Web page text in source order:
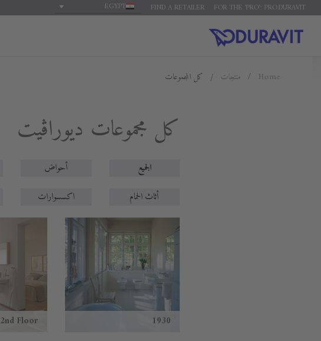
FOR THE 'PRO': PRO.DURAVIT
FIND A RETAILER
EGYPT
Home منتجات كل المجموعات
كل مجموعات ديوراڨيت
الجميع أحواض
أثاث الحمام
اكسسوارات
1930
2nd Floor